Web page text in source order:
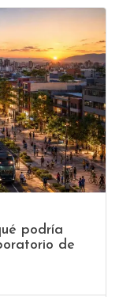
podría
de